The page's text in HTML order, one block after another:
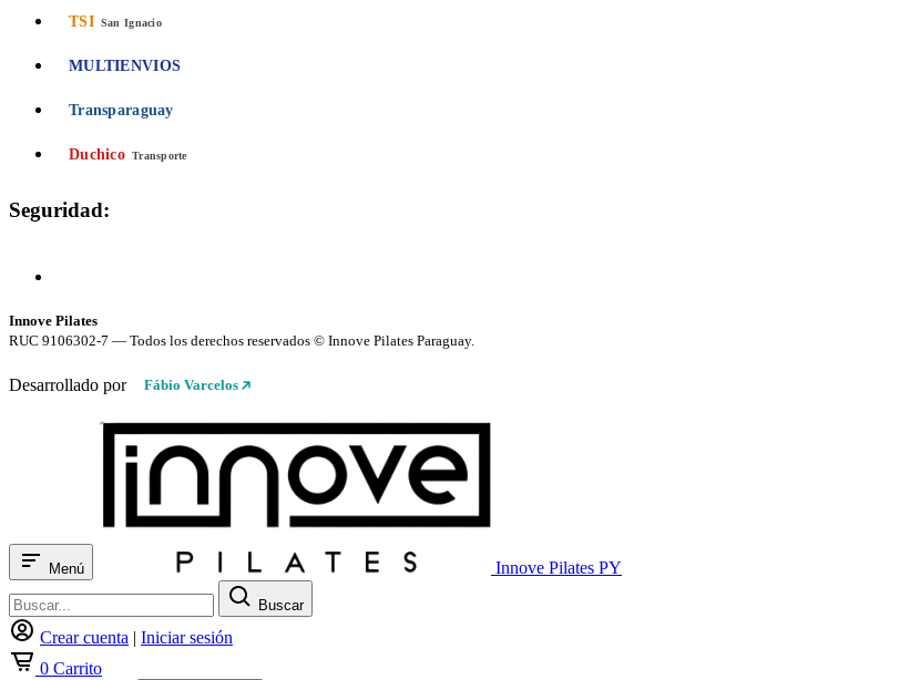
TSI San Ignacio
MULTIENVIOS
Transparaguay
Duchico Transporte
Seguridad:
Innove Pilates
RUC 9106302-7 — Todos los derechos reservados © Innove Pilates Paraguay.
Desarrollado por Fábio Varcelos
Menú Innove Pilates PY
Buscar
Crear cuenta | Iniciar sesión
0 Carrito